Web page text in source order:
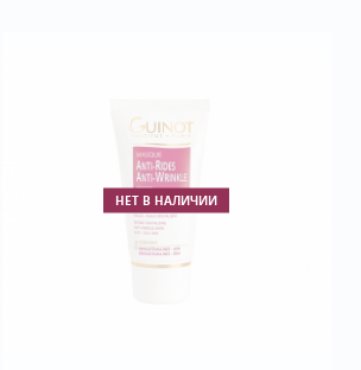
НЕТ В НАЛИЧИИ